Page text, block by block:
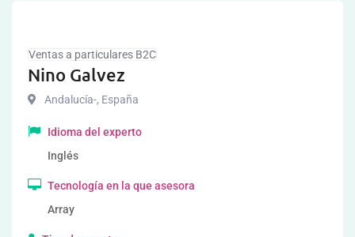
Ventas a particulares B2C
Nino Galvez
Andalucía-, España
Idioma del experto
Inglés
Tecnología en la que asesora
Array